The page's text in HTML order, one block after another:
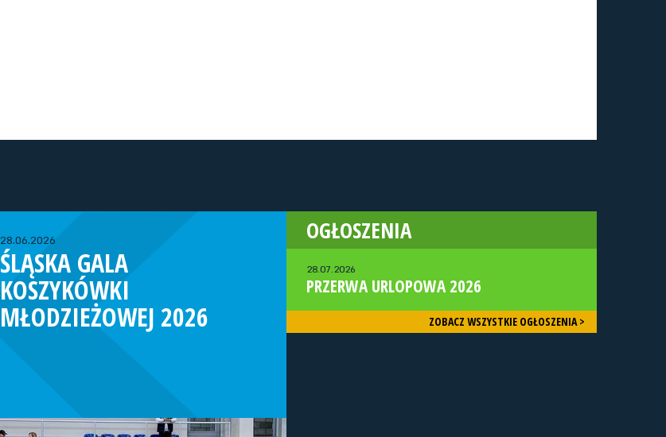
28.06.2026
ŚLĄSKA GALA
KOSZYKÓWKI
MŁODZIEŻOWEJ 2026
OGŁOSZENIA
28.07.2026
PRZERWA URLOPOWA 2026
ZOBACZ WSZYSTKIE OGŁOSZENIA >